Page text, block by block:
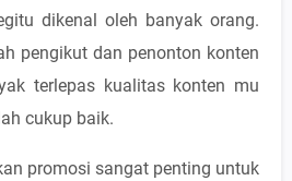
dikenal oleh banyak orang.
pengikut dan penonton konten
terlepas kualitas konten mu
cukup baik.
promosi sangat penting untuk